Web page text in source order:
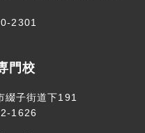
2301
門校
子街道下191
1626